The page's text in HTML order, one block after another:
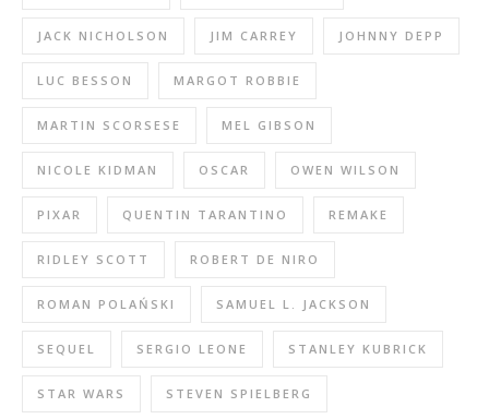
JACK NICHOLSON JIM CARREY JOHNNY DEPP
LUC BESSON MARGOT ROBBIE
MARTIN SCORSESE MEL GIBSON
NICOLE KIDMAN OSCAR OWEN WILSON
PIXAR QUENTIN TARANTINO REMAKE
RIDLEY SCOTT ROBERT DE NIRO
ROMAN POLAŃSKI SAMUEL L. JACKSON
SEQUEL SERGIO LEONE STANLEY KUBRICK
STAR WARS STEVEN SPIELBERG